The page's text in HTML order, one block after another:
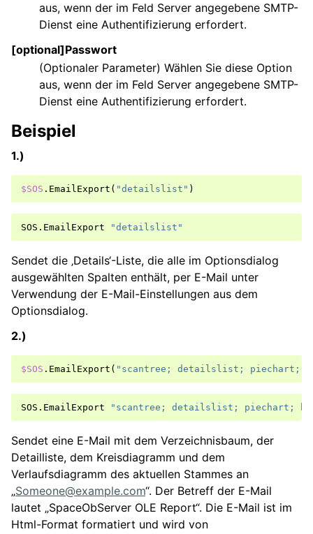
aus, wenn der im Feld Server angegebene SMTP-
Dienst eine Authentifizierung erfordert.
[optional]Passwort
(Optionaler Parameter) Wählen Sie diese Option
aus, wenn der im Feld Server angegebene SMTP-
Dienst eine Authentifizierung erfordert.
Beispiel
1.)
$SOS . EmailExport ( "detailslist" )
SOS . EmailExport "detailslist"
Sendet die ‚Details‘-Liste, die alle im Optionsdialog
ausgewählten Spalten enthält, per E-Mail unter
Verwendung der E-Mail-Einstellungen aus dem
Optionsdialog.
2.)
$SOS . EmailExport ( "scantree; detailslist; piechart;
SOS . EmailExport "scantree; detailslist; piechart;
Sendet eine E-Mail mit dem Verzeichnisbaum, der
Detailliste, dem Kreisdiagramm und dem
Verlaufsdiagramm des aktuellen Stammes an
„Someone@example.com“. Der Betreff der E-Mail
lautet „SpaceObServer OLE Report“. Die E-Mail ist im
Html-Format formatiert und wird von